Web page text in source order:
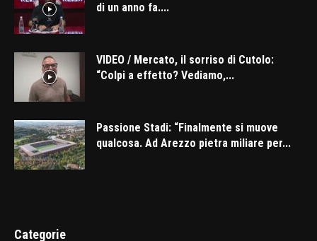
di un anno fa....
VIDEO / Mercato, il sorriso di Cutolo:
“Colpi a effetto? Vediamo,...
Passione Stadi: “Finalmente si muove
qualcosa. Ad Arezzo pietra miliare per...
Categorie